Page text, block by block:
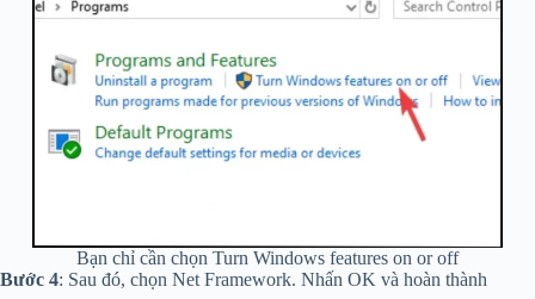
Bạn chỉ cần chọn Turn Windows features on or off
Bước 4: Sau đó, chọn Net Framework. Nhấn OK và hoàn thành